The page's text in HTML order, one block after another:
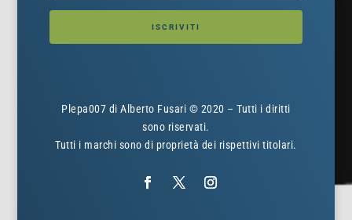
ISCRIVITI
Plepa007 di Alberto Fusari © 2020 – Tutti i diritti
sono riservati.
Tutti i marchi sono di proprietà dei rispettivi titolari.